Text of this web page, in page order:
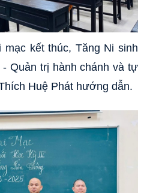
kết thúc, Tăng Ni sinh
Quản trị hành chánh và tự
Huệ Phát hướng dẫn.